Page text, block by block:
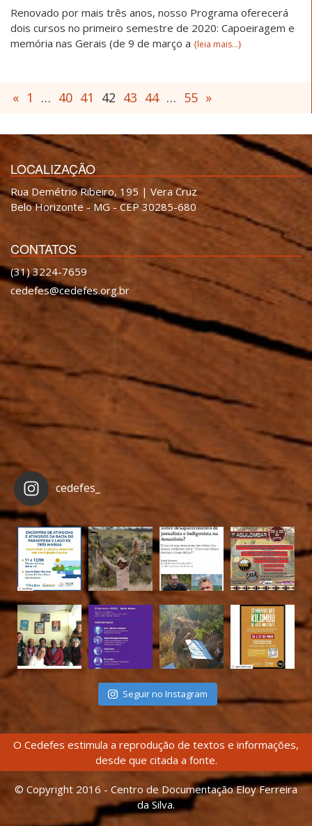
Renovado por mais três anos, nosso Programa oferecerá
dois cursos no primeiro semestre de 2020: Capoeiragem e
memória nas Gerais (de 9 de março a {leia mais...}
« 1 … 40 41 42 43 44 … 55 »
LOCALIZAÇÃO
Rua Demétrio Ribeiro, 195 | Vera Cruz
Belo Horizonte - MG - CEP 30285-680
CONTATOS
(31) 3224-7659
cedefes@cedefes.org.br
cedefes_
Seguir no Instagram
O Cedefes estimula a reprodução de textos e informações,
desde que citada a fonte.
© Copyright 2016 - Centro de Documentação Eloy Ferreira
da Silva.